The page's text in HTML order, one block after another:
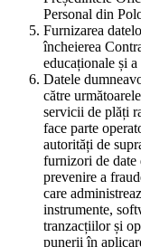
Personal din
Furnizarea
încheierea
educaționale și
Datele
către
servicii de plăți
face parte
autorități de
furnizori de date
prevenire a
care
instrumente,
tranzacțiilor și
punerii în